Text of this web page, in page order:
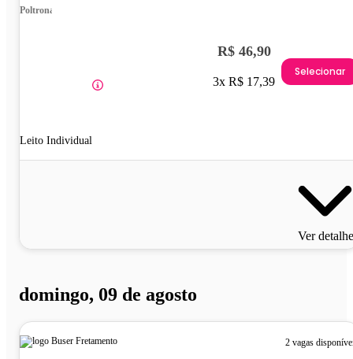
Poltrona
Leito Individual
R$ 46,90
3x R$ 17,39
Selecionar
Ver
domingo, 09 de agosto
2 vagas